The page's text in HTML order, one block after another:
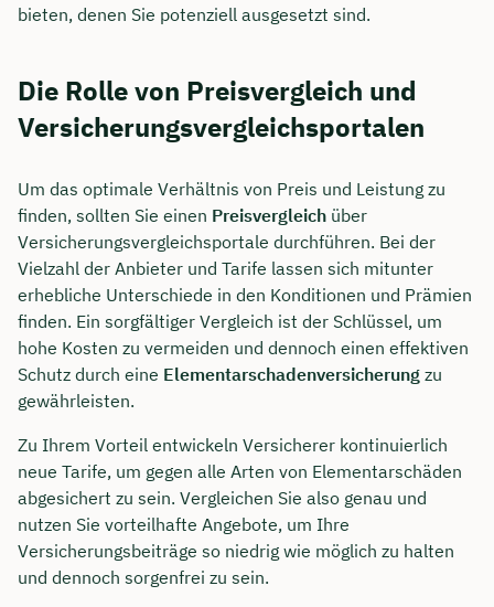
bieten, denen Sie potenziell ausgesetzt sind.
Die Rolle von Preisvergleich und
Versicherungsvergleichsportalen
Um das optimale Verhältnis von Preis und Leistung zu
finden, sollten Sie einen Preisvergleich über
Versicherungsvergleichsportale durchführen. Bei der
Vielzahl der Anbieter und Tarife lassen sich mitunter
erhebliche Unterschiede in den Konditionen und Prämien
finden. Ein sorgfältiger Vergleich ist der Schlüssel, um
hohe Kosten zu vermeiden und dennoch einen effektiven
Schutz durch eine Elementarschadenversicherung zu
gewährleisten.
Zu Ihrem Vorteil entwickeln Versicherer kontinuierlich
neue Tarife, um gegen alle Arten von Elementarschäden
abgesichert zu sein. Vergleichen Sie also genau und
nutzen Sie vorteilhafte Angebote, um Ihre
Versicherungsbeiträge so niedrig wie möglich zu halten
und dennoch sorgenfrei zu sein.